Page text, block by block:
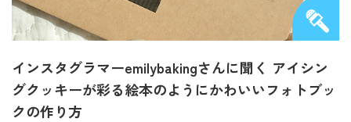
インスタグラマーemilybakingさんに聞く アイシン
グクッキーが彩る絵本のようにかわいいフォトブッ
クの作り方